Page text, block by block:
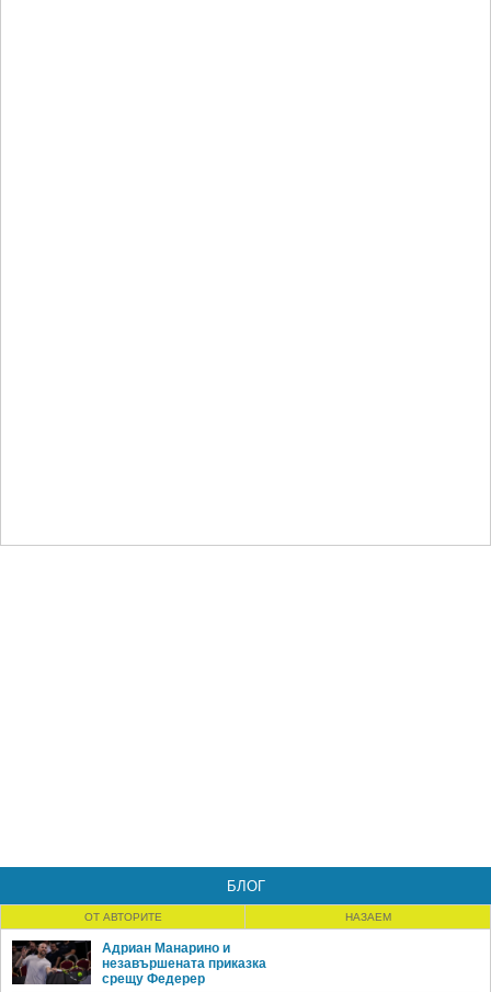
БЛОГ
ОТ АВТОРИТЕ НАЗАЕМ
Адриан Манарино и
незавършената приказка
срещу Федерер